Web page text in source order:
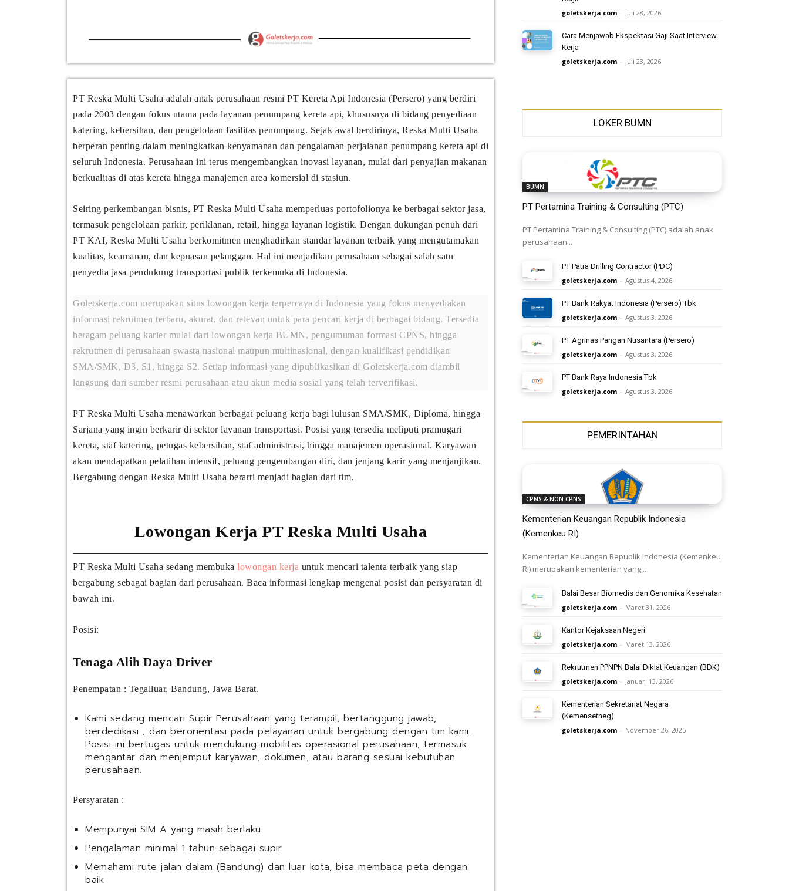
PT Reska Multi Usaha adalah anak perusahaan resmi PT Kereta Api Indonesia (Persero) yang berdiri
pada 2003 dengan fokus utama pada layanan penumpang kereta api, khususnya di bidang penyediaan
katering, kebersihan, dan pengelolaan fasilitas penumpang. Sejak awal berdirinya, Reska Multi Usaha
berperan penting dalam meningkatkan kenyamanan dan pengalaman perjalanan penumpang kereta api di
seluruh Indonesia. Perusahaan ini terus mengembangkan inovasi layanan, mulai dari penyajian makanan
berkualitas di atas kereta hingga manajemen area komersial di stasiun.
Seiring perkembangan bisnis, PT Reska Multi Usaha memperluas portofolionya ke berbagai sektor jasa,
termasuk pengelolaan parkir, periklanan, retail, hingga layanan logistik. Dengan dukungan penuh dari
PT KAI, Reska Multi Usaha berkomitmen menghadirkan standar layanan terbaik yang mengutamakan
kualitas, keamanan, dan kepuasan pelanggan. Hal ini menjadikan perusahaan sebagai salah satu
penyedia jasa pendukung transportasi publik terkemuka di Indonesia.
Goletskerja.com merupakan situs lowongan kerja terpercaya di Indonesia yang fokus menyediakan
informasi rekrutmen terbaru, akurat, dan relevan untuk para pencari kerja di berbagai bidang. Tersedia
beragam peluang karier mulai dari lowongan kerja BUMN, pengumuman formasi CPNS, hingga
rekrutmen di perusahaan swasta nasional maupun multinasional, dengan kualifikasi pendidikan
SMA/SMK, D3, S1, hingga S2. Setiap informasi yang dipublikasikan di Goletskerja.com diambil
langsung dari sumber resmi perusahaan atau akun media sosial yang telah terverifikasi.
PT Reska Multi Usaha menawarkan berbagai peluang kerja bagi lulusan SMA/SMK, Diploma, hingga
Sarjana yang ingin berkarir di sektor layanan transportasi. Posisi yang tersedia meliputi pramugari
kereta, staf katering, petugas kebersihan, staf administrasi, hingga manajemen operasional. Karyawan
akan mendapatkan pelatihan intensif, peluang pengembangan diri, dan jenjang karir yang menjanjikan.
Bergabung dengan Reska Multi Usaha berarti menjadi bagian dari tim.
Lowongan Kerja PT Reska Multi Usaha
PT Reska Multi Usaha sedang membuka lowongan kerja untuk mencari talenta terbaik yang siap
bergabung sebagai bagian dari perusahaan. Baca informasi lengkap mengenai posisi dan persyaratan di
bawah ini.
Posisi:
Tenaga Alih Daya Driver
Penempatan : Tegalluar, Bandung, Jawa Barat.
Kami sedang mencari Supir Perusahaan yang terampil, bertanggung jawab,
berdedikasi , dan berorientasi pada pelayanan untuk bergabung dengan tim kami.
Posisi ini bertugas untuk mendukung mobilitas operasional perusahaan, termasuk
mengantar dan menjemput karyawan, dokumen, atau barang sesuai kebutuhan
perusahaan.
Persyaratan :
Mempunyai SIM A yang masih berlaku
Pengalaman minimal 1 tahun sebagai supir
Memahami rute jalan dalam (Bandung) dan luar kota, bisa membaca peta dengan
baik
goletskerja.com - Juli 28, 2026
Cara Menjawab Ekspektasi Gaji Saat Interview
Kerja
goletskerja.com - Juli 23, 2026
LOKER BUMN
BUMN
PT Pertamina Training & Consulting (PTC)
PT Pertamina Training & Consulting (PTC) adalah anak
perusahaan...
PT Patra Drilling Contractor (PDC)
goletskerja.com - Agustus 4, 2026
PT Bank Rakyat Indonesia (Persero) Tbk
goletskerja.com - Agustus 3, 2026
PT Agrinas Pangan Nusantara (Persero)
goletskerja.com - Agustus 3, 2026
PT Bank Raya Indonesia Tbk
goletskerja.com - Agustus 3, 2026
PEMERINTAHAN
CPNS & NON CPNS
Kementerian Keuangan Republik Indonesia
(Kemenkeu RI)
Kementerian Keuangan Republik Indonesia (Kemenkeu
RI) merupakan kementerian yang...
Balai Besar Biomedis dan Genomika Kesehatan
goletskerja.com - Maret 31, 2026
Kantor Kejaksaan Negeri
goletskerja.com - Maret 13, 2026
Rekrutmen PPNPN Balai Diklat Keuangan (BDK)
goletskerja.com - Januari 13, 2026
Kementerian Sekretariat Negara
(Kemensetneg)
goletskerja.com - November 26, 2025